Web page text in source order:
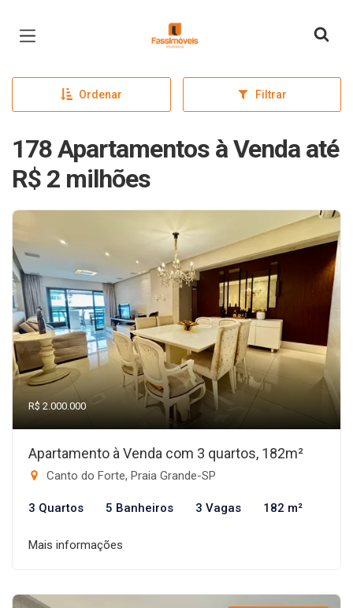
Página inicial
Ordenar Filtrar
178 Apartamentos à Venda até
R$ 2 milhões
R$ 2.000.000
Apartamento à Venda com 3 quartos, 182m²
Canto do Forte, Praia Grande-SP
3 Quartos 5 Banheiros 3 Vagas 182 m²
Mais informações